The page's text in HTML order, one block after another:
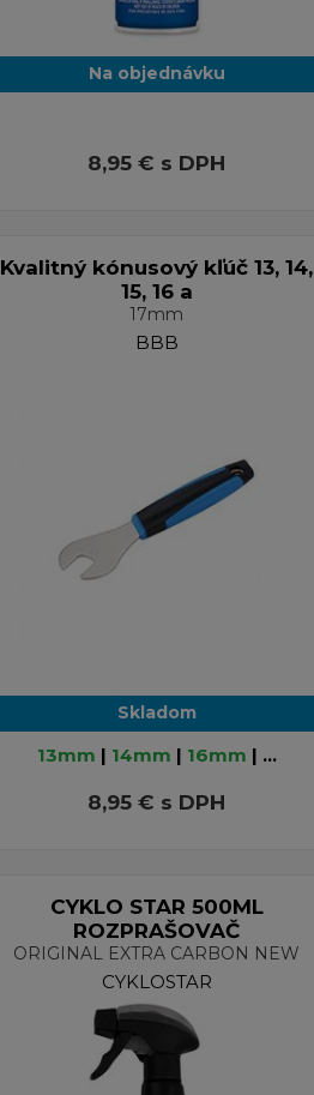
Na objednávku
8,95 € s DPH
Kvalitný kónusový kľúč 13, 14,
15, 16 a
17mm
BBB
Skladom
13mm | 14mm | 16mm | ...
8,95 € s DPH
CYKLO STAR 500ML
ROZPRAŠOVAČ
ORIGINAL EXTRA CARBON NEW
CYKLOSTAR